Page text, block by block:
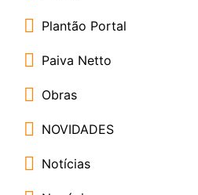
Plantão Portal
Paiva Netto
Obras
NOVIDADES
Notícias